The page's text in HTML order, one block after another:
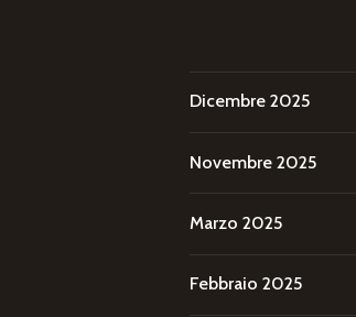
Dicembre 2025
Novembre 2025
Marzo 2025
Febbraio 2025